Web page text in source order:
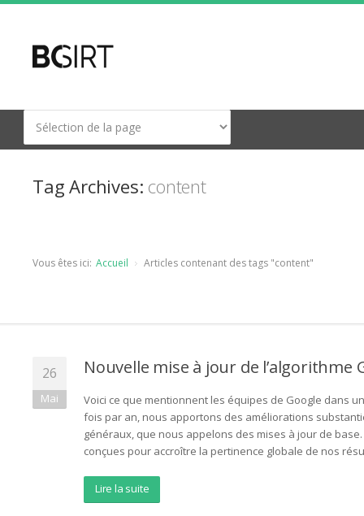
Tag Archives: content
Vous êtes ici: Accueil Articles contenant des tags "content"
26
Mai
Nouvelle mise à jour de l’algorithme
Voici ce que mentionnent les équipes de Google dans
fois par an, nous apportons des améliorations
généraux, que nous appelons des mises à jour de
conçues pour accroître la pertinence globale de nos
Lire la suite